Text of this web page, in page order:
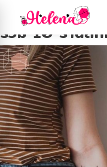
Tag:ร้านสักส
รวม 10 ร้านสั